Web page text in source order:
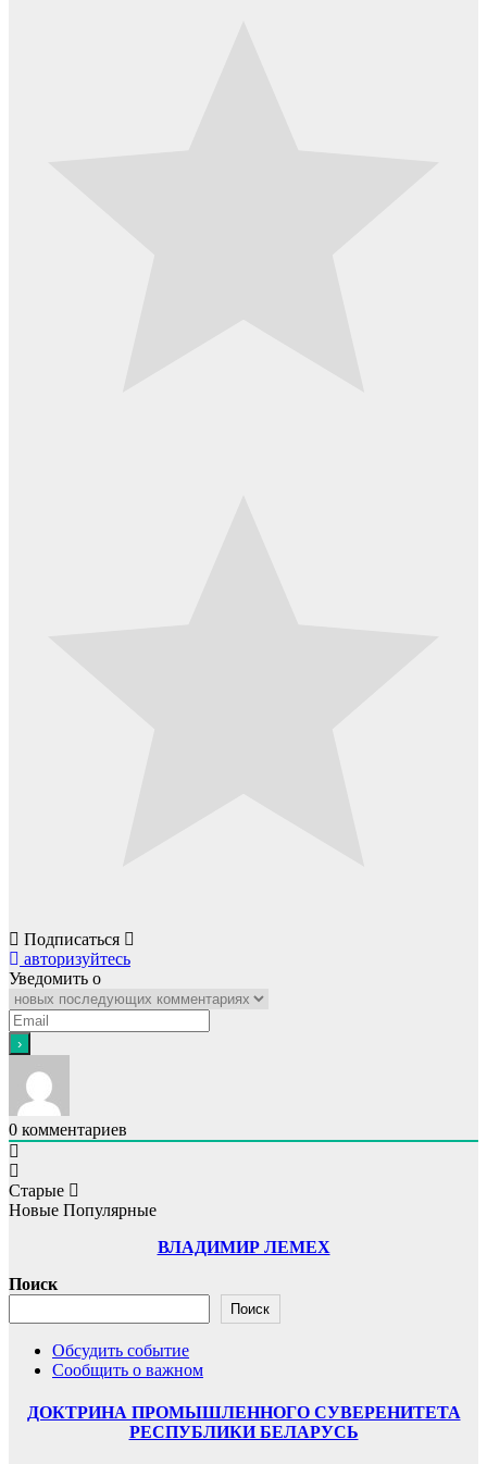
Подписаться
авторизуйтесь
Уведомить о
0 комментариев
Старые
Новые Популярные
ВЛАДИМИР ЛЕМЕХ
Поиск
Поиск
Обсудить событие
Сообщить о важном
ДОКТРИНА ПРОМЫШЛЕННОГО СУВЕРЕНИТЕТА
РЕСПУБЛИКИ БЕЛАРУСЬ